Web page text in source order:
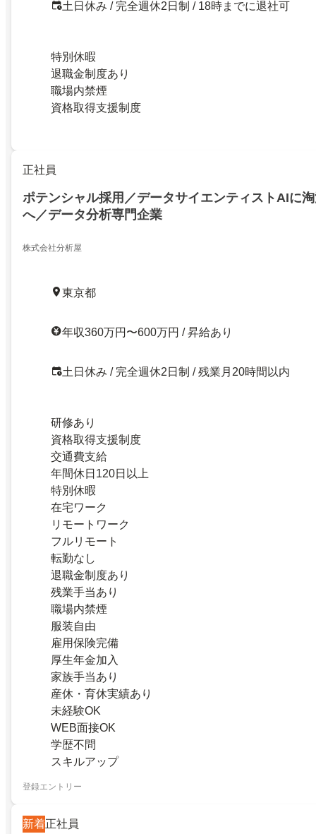
土日休み / 完全週休2日制 / 18時までに退社可
特別休暇
退職金制度あり
職場内禁煙
資格取得支援制度
正社員
ポテンシャル採用／データサイエンティストAIに
へ／データ分析専門企業
株式会社分析屋
東京都
年収360万円〜600万円 / 昇給あり
土日休み / 完全週休2日制 / 残業月20時間以内
研修あり
資格取得支援制度
交通費支給
年間休日120日以上
特別休暇
在宅ワーク
リモートワーク
フルリモート
転勤なし
退職金制度あり
残業手当あり
職場内禁煙
服装自由
雇用保険完備
厚生年金加入
家族手当あり
産休・育休実績あり
未経験OK
WEB面接OK
学歴不問
スキルアップ
登録エントリー
新着正社員